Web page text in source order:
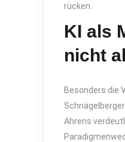
rücken.
KI als
nicht
Besonders die
Ahrens